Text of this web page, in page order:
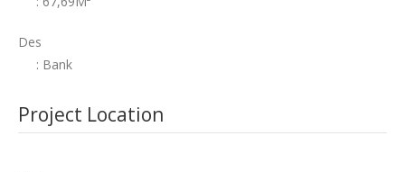
Des
: Bank
Project Location